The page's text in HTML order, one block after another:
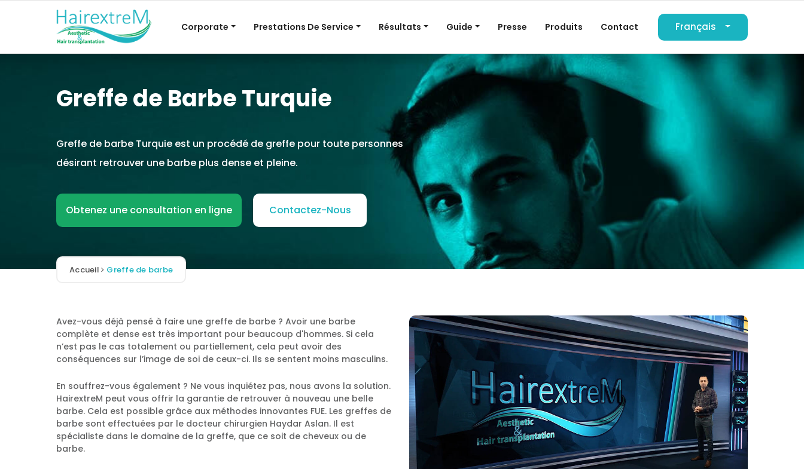
Corporate Prestations De Service Résultats Guide Presse Produits Contact Français
العربية
Español
Türkçe
Greffe de Barbe Turquie
Greffe de barbe Turquie est un procédé de greffe pour toute personnes
désirant retrouver une barbe plus dense et pleine.
Obtenez une consultation en ligne Contactez-Nous
Accueil Greffe de barbe
Avez-vous déjà pensé à faire une greffe de barbe ? Avoir une barbe
complète et dense est très important pour beaucoup d'hommes. Si cela
n’est pas le cas totalement ou partiellement, cela peut avoir des
conséquences sur l’image de soi de ceux-ci. Ils se sentent moins masculins.
En souffrez-vous également ? Ne vous inquiétez pas, nous avons la solution.
HairextreM peut vous offrir la garantie de retrouver à nouveau une belle
barbe. Cela est possible grâce aux méthodes innovantes FUE. Les greffes de
barbe sont effectuées par le docteur chirurgien Haydar Aslan. Il est
spécialiste dans le domaine de la greffe, que ce soit de cheveux ou de
barbe.